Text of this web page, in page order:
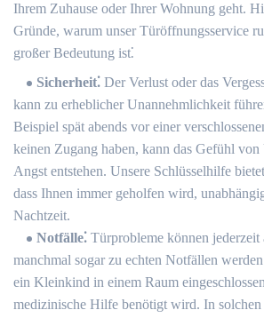
Ihrem Zuhause oder Ihrer Wohnung geht.
Gründe, warum unser Türöffnungsservice
großer Bedeutung ist⁚
Sicherheit⁚ Der Verlust oder das
kann zu erheblicher Unannehmlichkeit
Beispiel spät abends vor einer
keinen Zugang haben, kann das Gefühl
Angst entstehen.​ Unsere Schlüsselhilfe
dass Ihnen immer geholfen wird,
Nachtzeit.
Notfälle⁚ Türprobleme können jederzeit
manchmal sogar zu echten Notfällen
ein Kleinkind in einem Raum
medizinische Hilfe benötigt wird.​ In solchen